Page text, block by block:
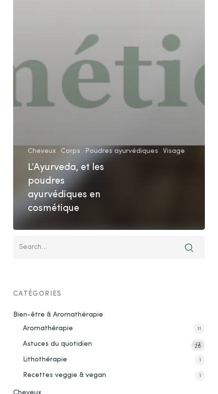
Cheveux Corps Poudres ayurvédiques Visage
L’Ayurveda, et les
poudres
ayurvédiques en
cosmétique
CATÉGORIES
Bien-être & Aromathérapie
26
Aromathérapie 11
Astuces du quotidien 13
Lithothérapie 1
Recettes veggie & vegan 1